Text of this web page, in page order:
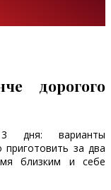
дорогого
дня: варианты
за два
близким и себе